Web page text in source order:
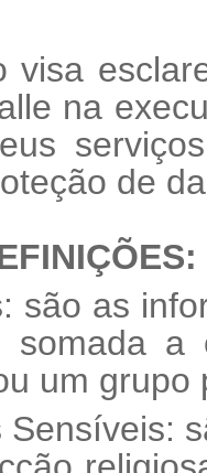
visa
na
de
são as
a
um grupo
Sensíveis: